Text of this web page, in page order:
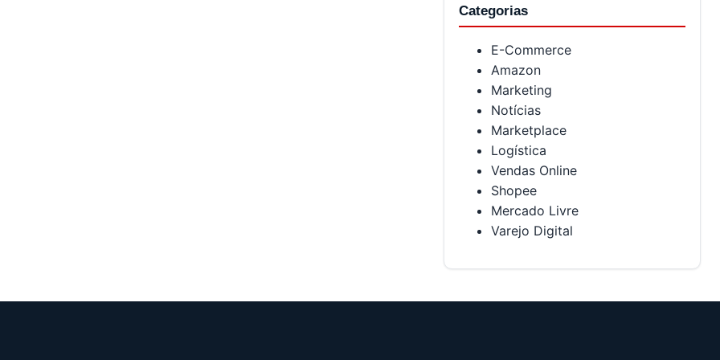
Categorias
E-Commerce
Amazon
Marketing
Notícias
Marketplace
Logística
Vendas Online
Shopee
Mercado Livre
Varejo Digital